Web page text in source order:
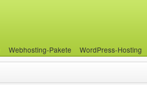
Webhosting-Pakete WordPress-Hosting